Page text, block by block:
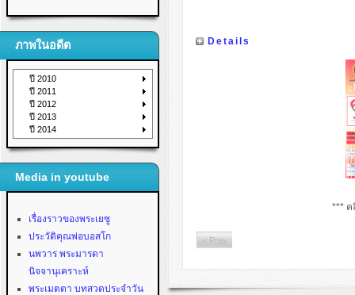
ภาพในอดีต
ปี 2010
ปี 2011
ปี 2012
ปี 2013
ปี 2014
Media in youtube
เรื่องราวของพระเยซู
ประวัติคุณพ่อบอสโก
นพวาร พระมารดา
นิจจานุเคราะห์
พระเมตตา บทสวดประจำวัน
Details
*** ค
< Prev